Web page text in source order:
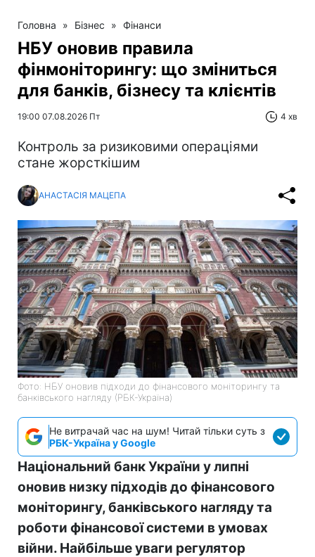
Головна » Бізнес » Фінанси
НБУ оновив правила
фінмоніторингу: що зміниться
для банків, бізнесу та клієнтів
19:00 07.08.2026 Пт 4 хв
Контроль за ризиковими операціями
стане жорсткішим
АНАСТАСІЯ МАЦЕПА
Фото: НБУ оновив підходи до фінансового моніторингу та
банківського нагляду (РБК-Україна)
Не витрачай час на шум! Читай тільки суть з
РБК-Україна у Google
Національний банк України у липні
оновив низку підходів до фінансового
моніторингу, банківського нагляду та
роботи фінансової системи в умовах
війни. Найбільше уваги регулятор